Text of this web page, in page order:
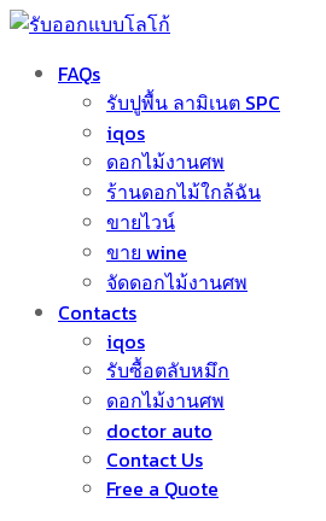
FAQs
รับปูพื้น ลามิเนต SPC
iqos
ดอกไม้งานศพ
ร้านดอกไม้ใกล้ฉัน
ขายไวน์
ขาย wine
จัดดอกไม้งานศพ
Contacts
iqos
รับซื้อตลับหมึก
ดอกไม้งานศพ
doctor auto
Contact Us
Free a Quote